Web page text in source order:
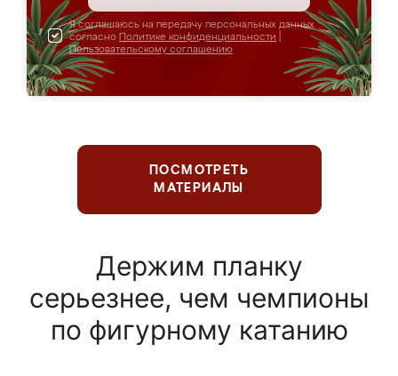
Я соглашаюсь на передачу персональных данных
согласно Политике конфиденциальности
Пользовательскому соглашению
ПОСМОТРЕТЬ
МАТЕРИАЛЫ
Держим планку
серьезнее, чем чемпионы
по фигурному катанию